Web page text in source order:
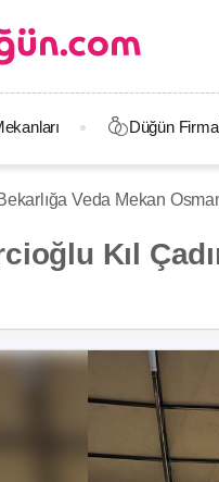
Düğün
Veda Mekan
Kıl